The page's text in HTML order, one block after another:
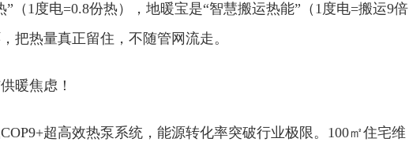
（1度电=0.8份热），地暖宝是“智慧搬运热能”（‌1度电=搬运9倍
把热量真正留住，不随管网流走‌。
暖焦虑！‌
超高效热泵系统，能源转化率突破行业极限。‌100㎡住宅维